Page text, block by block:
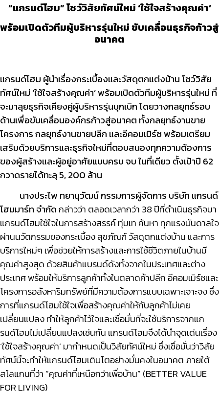
“แกรนด์โฮม” โชว์วิสัยทัศน์ใหม่‘ใช้ใจสร้างคุณค่า’
พร้อมเปิดตัวทีมผู้บริหารรุ่นใหม่ ขับเคลื่อนธุรกิจก้าวสู่
อนาคต
แกรนด์โฮม ผู้นำเรื่องกระเบื้องและวัสดุตกแต่งบ้าน โชว์วิสัย
ทัศน์ใหม่ ‘ใช้ใจสร้างคุณค่า’ พร้อมเปิดตัวทีมผู้บริหารรุ่นใหม่ ที่
จะมาลุยธุรกิจเคียงคู่ผู้บริหารรุ่นบุกเบิก โดยวางกลยุทธ์รอบ
ด้านเพื่อขับเคลื่อนองค์กรก้าวสู่อนาคต ทั้งกลยุทธ์งานขาย
โครงการ กลยุทธ์งานขายปลีก และอีคอมเมิร์ซ พร้อมเตรียม
เสริมด้วยบริการและธุรกิจใหม่ที่ตอบสนองทุกความต้องการ
ของผู้สร้างและผู้อยู่อาศัยแบบครบ จบ ในที่เดียว ตั้งเป้าปี 62
กวาดรายได้ทะลุ 5, 200 ล้าน
นางประไพ ทยานุวัฒน์กรรมการผู้จัดการ บริษัท แกรนด์
โฮมมาร์ท จำกัดกล่าวว่า ตลอดเวลากว่า 38 ปีที่ดำเนินธุรกิจมา
แกรนด์โฮมใช้ใจในการสร้างสรรค์ ทุ่มเท ค้นหา ทุกแรงบันดาลใจ
ผ่านนวัตกรรมของกระเบื้อง สุขภัณฑ์ วัสดุตกแต่งบ้าน และการ
บริการใหม่ๆ เพื่อช่วยให้การสร้างและการใช้ชีวิตภายในบ้านมี
คุณค่าสูงสุด ด้วยสินค้าแบรนด์ดังทั้งจากในประเทศและต่าง
ประเทศ พร้อมให้บริการลูกค้าทั้งในตลาดค้าปลีก อีคอมเมิร์ซและ
โครงการอสังหาริมทรัพย์ที่มีความต้องการแบบเฉพาะเจาะจง ซึ่ง
การที่แกรนด์โฮมใช้ใจเพื่อสร้างคุณค่าให้กับลูกค้าไม่เคย
เปลี่ยนแปลง ทำให้ลูกค้าไว้ใจและเชื่อมั่นที่จะใช้บริการจากแก
รนด์โฮมไม่เปลี่ยนแปลงเช่นกัน แกรนด์โฮมจึงได้นำจุดเด่นเรื่อง
‘ใช้ใจสร้างคุณค่า’ มากำหนดเป็นวิสัยทัศน์ใหม่ ซึ่งเชื่อมั่นว่าวิสัย
ทัศน์นี้จะทำให้แกรนด์โฮมเติบโตอย่างมั่นคงในอนาคต ภายใต้
สโลแกนที่ว่า “คุณค่าที่เหนือกว่าเพื่อบ้าน” (BETTER VALUE
FOR LIVING)